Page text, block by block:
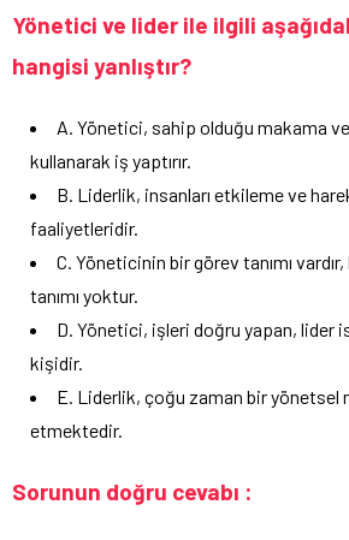
Yönetici ve lider ile ilgili
hangisi yanlıştır?
A. Yönetici, sahip olduğu makama
kullanarak iş yaptırır.
B. Liderlik, insanları etkileme ve
faaliyetleridir.
C. Yöneticinin bir görev tanımı
tanımı yoktur.
D. Yönetici, işleri doğru yapan, lider
kişidir.
E. Liderlik, çoğu zaman bir yönetsel
etmektedir.
Sorunun doğru cevabı :